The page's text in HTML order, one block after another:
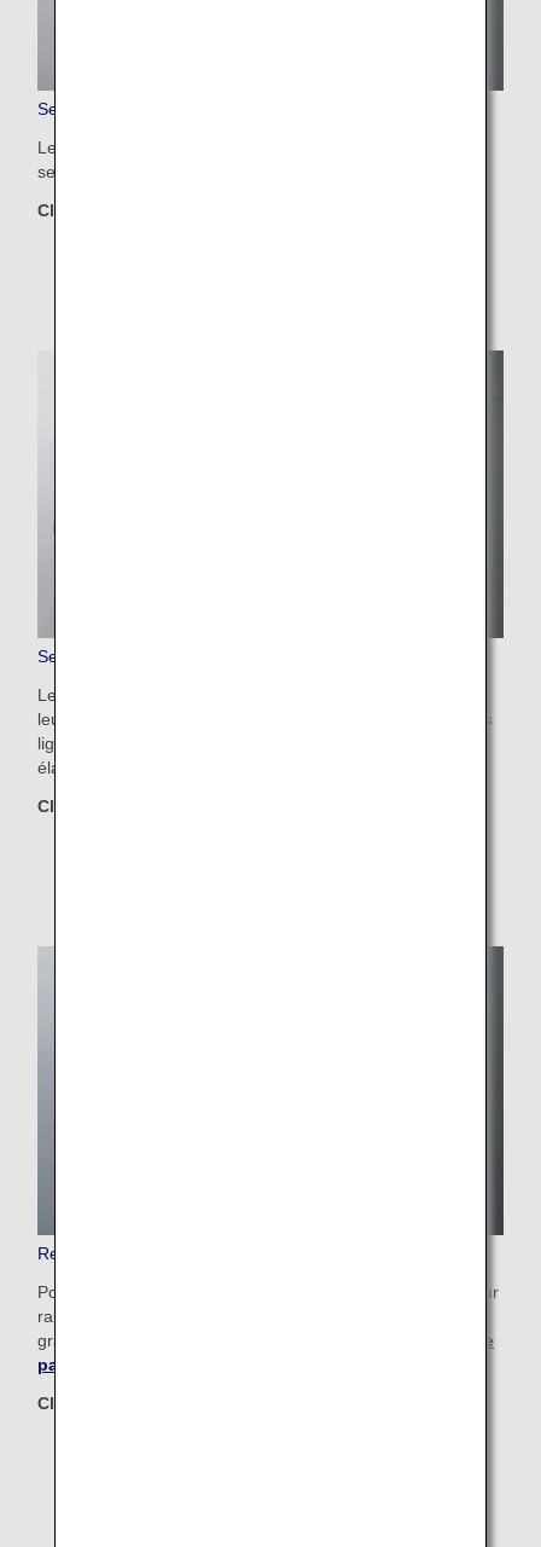
Service de précommande de repas en First Class
Les passagers voyageant en First Class peuvent utiliser ce
service pour précommander leur repas préféré à bord.
Classes concernées
Service de précommande de repas en Business Class
Les passagers en Business Class peuvent précommander
leur repas préféré. Pour les départs de Tokyo, sur certaines
lignes, les passagers peuvent également choisir les menus
élaborés en partenariat sur d'autres lignes.
Classes concernées
Repas spéciaux
Pour répondre aux exigences alimentaires particulières pour
raisons de santé ou religieuses, nous vous proposons un
grand choix de repas spéciaux.
Voir vos options sur cette
page
Classes concernées